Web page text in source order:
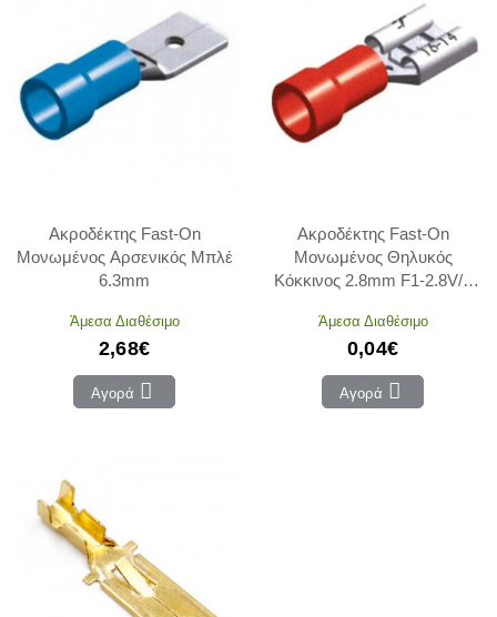
Ακροδέκτης Fast-On
Μονωμένος Αρσενικός Μπλέ
6.3mm
Άμεσα Διαθέσιμο
2,68€
Αγορά
Ακροδέκτης Fast-On
Μονωμένος Θηλυκός
Κόκκινος 2.8mm F1-2.8V/8
Άμεσα Διαθέσιμο
0,04€
Αγορά